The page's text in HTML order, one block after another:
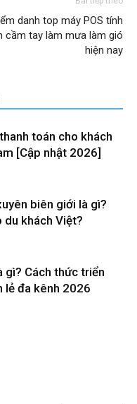
danh top máy POS tính
cầm tay làm mưa làm gió
hiện nay
toán cho khách
[Cập nhật 2026]
biên giới là gì?
du khách Việt?
gì? Cách thức triển
lẻ đa kênh 2026